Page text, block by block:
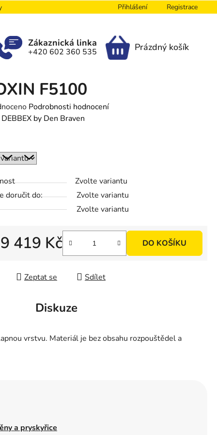
Přihlášení Registrace
NÁKUPNÍ
Prázdný košík
Zákaznická linka
+420 602 360 535
F5100
Podrobnosti hodnocení
DEBBEX by Den Braven
Zvolte variantu
doručit do:
Zvolte variantu
Zvolte variantu
9 419 Kč DO KOŠÍKU
Zeptat se Sdílet
Diskuze
vrstvu. Materiál je bez obsahu rozpouštědel a
a pryskyřice